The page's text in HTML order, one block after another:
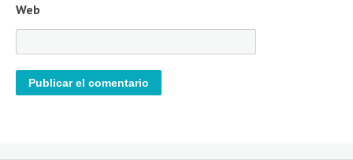
Web